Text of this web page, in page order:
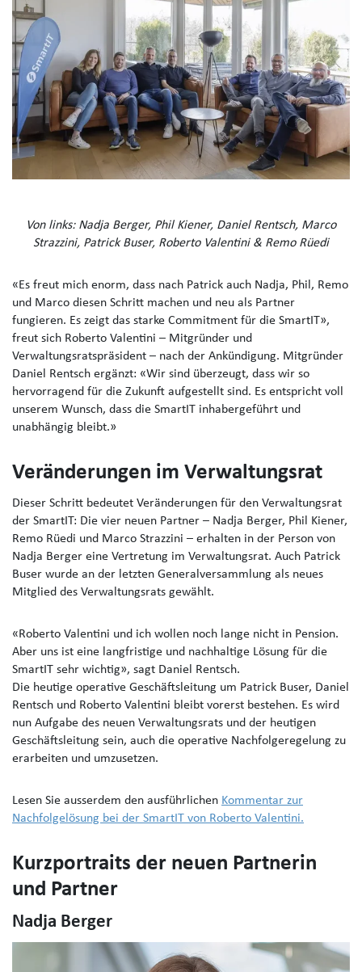
Von links: Nadja Berger, Phil Kiener, Daniel Rentsch, Marco
Strazzini, Patrick Buser, Roberto Valentini & Remo Rüedi
«Es freut mich enorm, dass nach Patrick auch Nadja, Phil, Remo
und Marco diesen Schritt machen und neu als Partner
fungieren. Es zeigt das starke Commitment für die SmartIT»,
freut sich Roberto Valentini – Mitgründer und
Verwaltungsratspräsident – nach der Ankündigung. Mitgründer
Daniel Rentsch ergänzt: «Wir sind überzeugt, dass wir so
hervorragend für die Zukunft aufgestellt sind. Es entspricht voll
unserem Wunsch, dass die SmartIT inhabergeführt und
unabhängig bleibt.»
Veränderungen im Verwaltungsrat
Dieser Schritt bedeutet Veränderungen für den Verwaltungsrat
der SmartIT: Die vier neuen Partner – Nadja Berger, Phil Kiener,
Remo Rüedi und Marco Strazzini – erhalten in der Person von
Nadja Berger eine Vertretung im Verwaltungsrat. Auch Patrick
Buser wurde an der letzten Generalversammlung als neues
Mitglied des Verwaltungsrats gewählt.
«Roberto Valentini und ich wollen noch lange nicht in Pension.
Aber uns ist eine langfristige und nachhaltige Lösung für die
SmartIT sehr wichtig», sagt Daniel Rentsch.
Die heutige operative Geschäftsleitung um Patrick Buser, Daniel
Rentsch und Roberto Valentini bleibt vorerst bestehen. Es wird
nun Aufgabe des neuen Verwaltungsrats und der heutigen
Geschäftsleitung sein, auch die operative Nachfolgeregelung zu
erarbeiten und umzusetzen.
Lesen Sie ausserdem den ausführlichen Kommentar zur
Nachfolgelösung bei der SmartIT von Roberto Valentini.
Kurzportraits der neuen Partnerin
und Partner
Nadja Berger